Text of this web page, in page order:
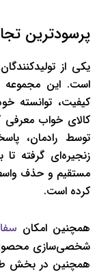
پرسودترین
یکی از
است. این مجموعه
کیفیت، توانسته
کالای خواب معرفی
توسط رادمان،
زنجیره‌ای گرفته
مستقیم و حذف
کرده است.
همچنین امکان
شخصی‌سازی محصول
همچنین در بخش